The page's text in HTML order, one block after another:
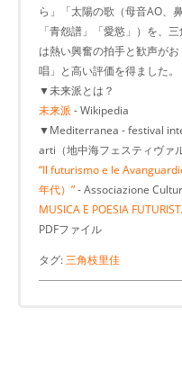
ら」「太陽の歌（母音AO、
「青怨譜」「愛慾」）を、
は熱い興奮の拍手と歓声が
唱」と高い評価を得ました。
▼未来派とは？
未来派 - Wikipedia
▼Mediterranea - festival
arti（地中海フェスティヴァ
“Il futurismo e le
年代）”- Associazione
MUSICA E POESIA
PDFファイル
タグ:三角枝里佳